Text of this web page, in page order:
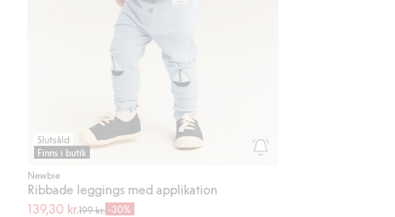
Slutsåld
Finns i butik
Newbie
Ribbade leggings med applikation
139,30 kr.199 kr. -30%